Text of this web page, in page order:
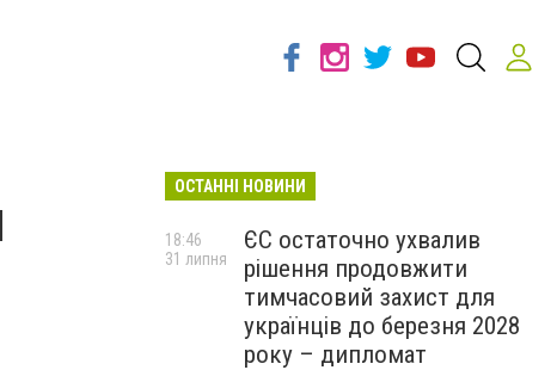
ОСТАННІ НОВИНИ
ЄС остаточно ухвалив
рішення продовжити
тимчасовий захист для
українців до березня 2028
року – дипломат
18:46
31 липня